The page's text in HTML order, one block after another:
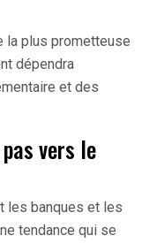
la plus prometteuse
dépendra
et des
vers le
les banques et les
tendance qui se